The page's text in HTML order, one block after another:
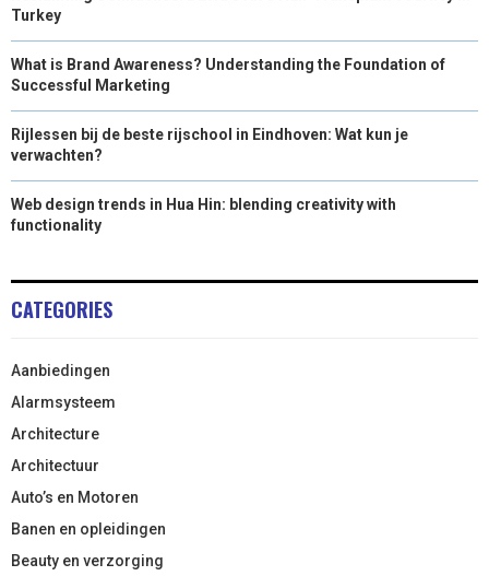
Turkey
What is Brand Awareness? Understanding the Foundation of
Successful Marketing
Rijlessen bij de beste rijschool in Eindhoven: Wat kun je
verwachten?
Web design trends in Hua Hin: blending creativity with
functionality
CATEGORIES
Aanbiedingen
Alarmsysteem
Architecture
Architectuur
Auto’s en Motoren
Banen en opleidingen
Beauty en verzorging